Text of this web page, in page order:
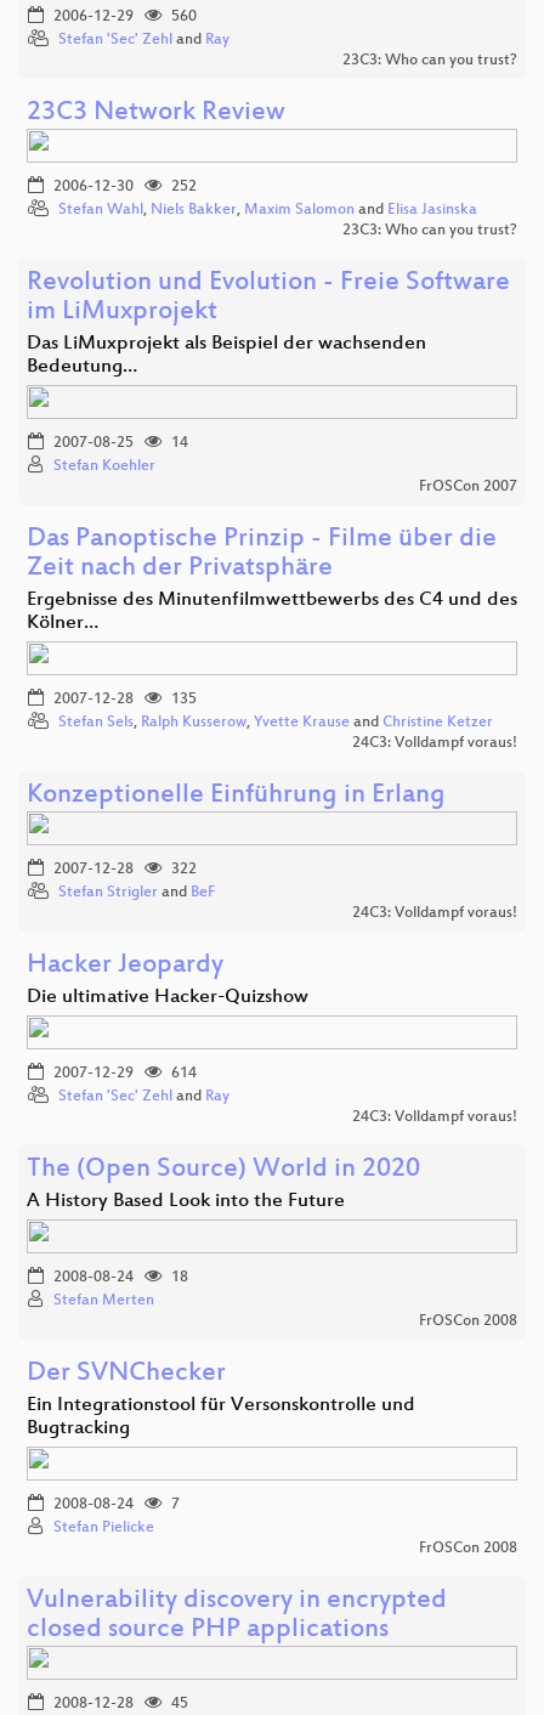
2006-12-29
560
Stefan 'Sec' Zehl and Ray
23C3: Who can you trust?
23C3 Network Review
2006-12-30
252
Stefan Wahl, Niels Bakker, Maxim Salomon and Elisa Jasinska
23C3: Who can you trust?
Revolution und Evolution - Freie Software
im LiMuxprojekt
Das LiMuxprojekt als Beispiel der wachsenden
Bedeutung…
2007-08-25
14
Stefan Koehler
FrOSCon 2007
Das Panoptische Prinzip - Filme über die
Zeit nach der Privatsphäre
Ergebnisse des Minutenfilmwettbewerbs des C4 und des
Kölner…
2007-12-28
135
Stefan Sels, Ralph Kusserow, Yvette Krause and Christine Ketzer
24C3: Volldampf voraus!
Konzeptionelle Einführung in Erlang
2007-12-28
322
Stefan Strigler and BeF
24C3: Volldampf voraus!
Hacker Jeopardy
Die ultimative Hacker-Quizshow
2007-12-29
614
Stefan 'Sec' Zehl and Ray
24C3: Volldampf voraus!
The (Open Source) World in 2020
A History Based Look into the Future
2008-08-24
18
Stefan Merten
FrOSCon 2008
Der SVNChecker
Ein Integrationstool für Versonskontrolle und
Bugtracking
2008-08-24
7
Stefan Pielicke
FrOSCon 2008
Vulnerability discovery in encrypted
closed source PHP applications
2008-12-28 45